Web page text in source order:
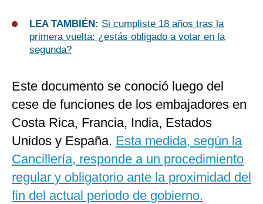
LEA TAMBIÉN: Si cumpliste 18 años tras la
primera vuelta: ¿estás obligado a votar en la
segunda?
Este documento se conoció luego del
cese de funciones de los embajadores en
Costa Rica, Francia, India, Estados
Unidos y España. Esta medida, según la
Cancillería, responde a un procedimiento
regular y obligatorio ante la proximidad del
fin del actual periodo de gobierno.